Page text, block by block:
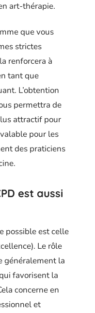
art-thérapie.
que vous
strictes
renforcera à
tant que
L’obtention
permettra de
attractif pour
pour les
des praticiens
est aussi
possible est celle
Le rôle
généralement la
favorisent la
concerne en
et